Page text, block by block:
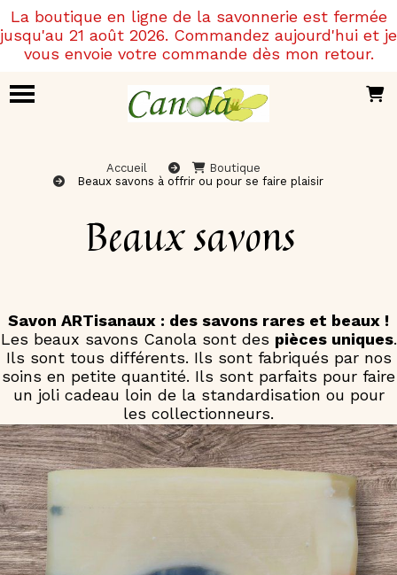
La boutique en ligne de la savonnerie est fermée
jusqu'au 21 août 2026. Commandez aujourd'hui et je
vous envoie votre commande dès mon retour.
Accueil
Boutique
Beaux savons à offrir ou pour se faire plaisir
Beaux savons
Savon ARTisanaux : des savons rares et beaux !
Les beaux savons Canola sont des pièces uniques.
Ils sont tous différents. Ils sont fabriqués par nos
soins en petite quantité. Ils sont parfaits pour faire
un joli cadeau loin de la standardisation ou pour
les collectionneurs.